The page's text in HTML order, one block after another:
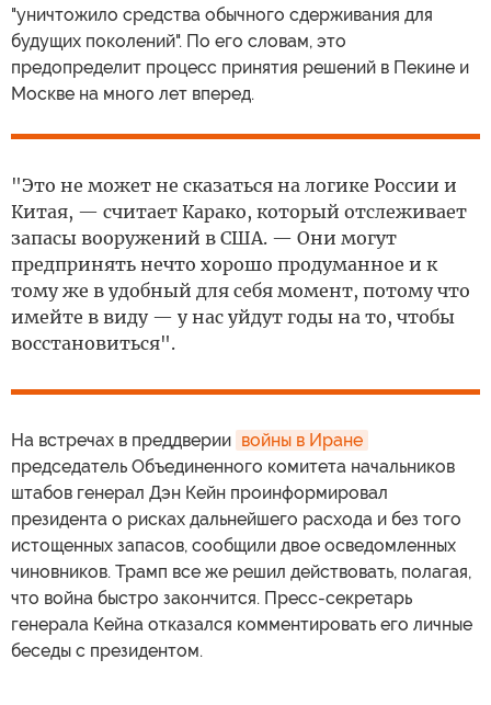
"уничтожило средства обычного сдерживания для
будущих поколений". По его словам, это
предопределит процесс принятия решений в Пекине и
Москве на много лет вперед.
"Это не может не сказаться на логике России и
Китая, — считает Карако, который отслеживает
запасы вооружений в США. — Они могут
предпринять нечто хорошо продуманное и к
тому же в удобный для себя момент, потому что
имейте в виду — у нас уйдут годы на то, чтобы
восстановиться".
На встречах в преддверии войны в Иране
председатель Объединенного комитета начальников
штабов генерал Дэн Кейн проинформировал
президента о рисках дальнейшего расхода и без того
истощенных запасов, сообщили двое осведомленных
чиновников. Трамп все же решил действовать, полагая,
что война быстро закончится. Пресс-секретарь
генерала Кейна отказался комментировать его личные
беседы с президентом.